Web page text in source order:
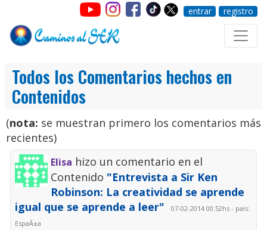
entrar registro
Todos los Comentarios hechos en
Contenidos
(nota: se muestran primero los comentarios más
recientes)
Elisa hizo un comentario en el
Contenido "Entrevista a Sir Ken
Robinson: La creatividad se aprende
igual que se aprende a leer"
07-02-2014 00:52hs - país:
EspaÃ±a